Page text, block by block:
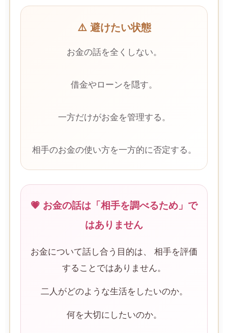
⚠️ 避けたい状態
お金の話を全くしない。
借金やローンを隠す。
一方だけがお金を管理する。
相手のお金の使い方を一方的に否定する。
💗 お金の話は「相手を調べるため」で
はありません
お金について話し合う目的は、 相手を評価
することではありません。
二人がどのような生活をしたいのか。
何を大切にしたいのか。